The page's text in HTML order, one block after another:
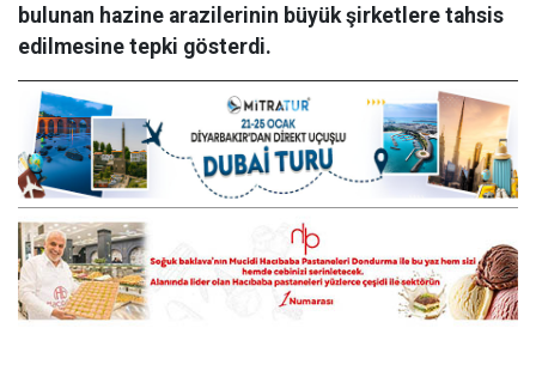
bulunan hazine arazilerinin büyük şirketlere tahsis
edilmesine tepki gösterdi.